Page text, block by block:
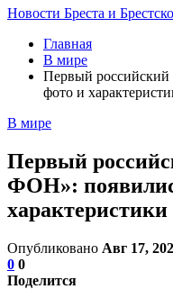
Новости Бреста и
Главная
В мире
Первый
фото и
В мире
Первый
ФОН»:
характеристики
Опубликовано Авг 17,
0 0
Поделится